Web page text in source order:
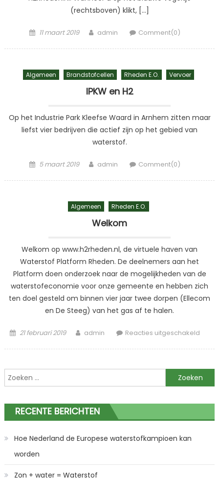
(rechtsboven) klikt, […]
Posted
11 maart 2019 Author
admin Comment(0)
Algemeen Brandstofcellen Rheden E.o. Vervoer
IPKW en H2
Op het Industrie Park Kleefse Waard in Arnhem zitten maar
liefst vier bedrijven die actief zijn op het gebied van
waterstof.
Posted
5 maart 2019 Author
admin Comment(0)
Algemeen Rheden E.o.
Welkom
Welkom op www.h2rheden.nl, de virtuele haven van
Waterstof Platform Rheden. De deelnemers aan het
Platform doen onderzoek naar de mogelijkheden van de
waterstofeconomie voor onze gemeente en hebben zich
ten doel gesteld om binnen vier jaar twee dorpen (Ellecom
en De Steeg) van het gas af te halen.
Posted
21 februari 2019 Author
admin Reacties uitgeschakeldvoor
Zoeken
naar:
RECENTE BERICHTEN
Hoe Nederland de Europese waterstofkampioen kan
worden
Zon + water = Waterstof